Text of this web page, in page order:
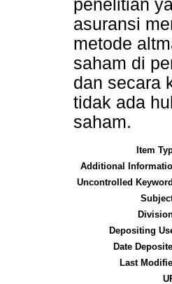
penelitian
asuransi
metode
saham di
dan secara
tidak ada
saham.
Item
Additional
Uncontrolled
Depositing
Date
Last